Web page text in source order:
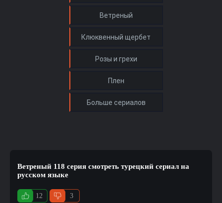
Ветреный 118 серия смотреть турецкий сериал на
русском языке
12 3